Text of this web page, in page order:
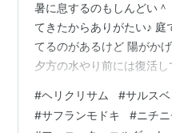
暑に息するのもしんどい
てきたからありがたい♪ 庭
てるのがあるけど 陽がか
夕方の水やり前には復活
りをしてるけど 知らずに
ぎないように気を付けない
#ヘリクリサム #サルスベ
#サフランモドキ #ニチ